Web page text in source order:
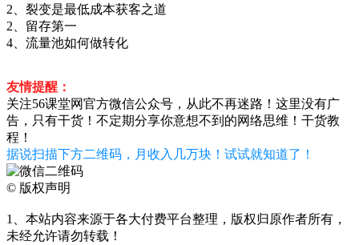
2、裂变是最低成本获客之道
2、留存第一
4、流量池如何做转化
友情提醒：
关注56课堂网官方微信公众号，从此不再迷路！这里没有广
告，只有干货！不定期分享你意想不到的网络思维！干货教
程！
据说扫描下方二维码，月收入几万块！试试就知道了！
© 版权声明
1、本站内容来源于各大付费平台整理，版权归原作者所有，
未经允许请勿转载！